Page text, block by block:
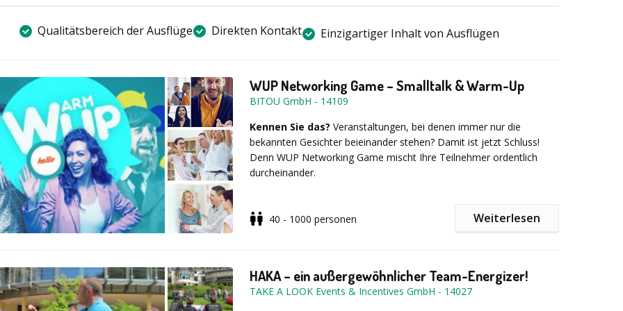
Qualitätsbereich der Ausflüge Direkten Kontakt Einzigartiger Inhalt von Ausflügen
WUP Networking Game – Smalltalk & Warm-Up
BITOU GmbH - 14109
Kennen Sie das? Veranstaltungen, bei denen immer nur die
bekannten Gesichter beieinander stehen? Damit ist jetzt Schluss!
Denn WUP Networking Game mischt Ihre Teilnehmer ordentlich
durcheinander.
Wie das funktioniert?
In 5er-Teams werden die Teilnehmer
Aufgaben erfordern die Interaktion innerhalb des eigenen
Teams und auch teamübergreifend. Dadurch kommen die
Teilnehmer in Kontakt und netzwerken ganz nebenbei.
40 - 1000 personen Weiterlesen
HAKA – ein außergewöhnlicher Team-Energizer!
TAKE A LOOK Events & Incentives GmbH - 14027